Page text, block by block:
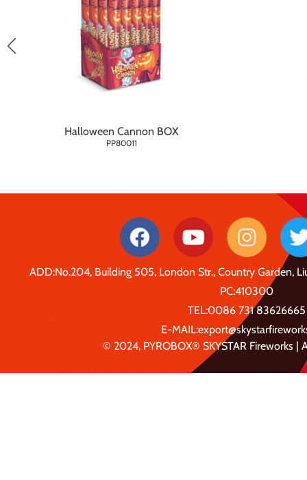
Halloween Cannon BOX
PP80011
ADD:No.204, Building 505, London Str., Country Garden,
PC:410300
TEL:0086 731 83626665
E-
© 2024, PYROBOX® SKYSTAR Fireworks |